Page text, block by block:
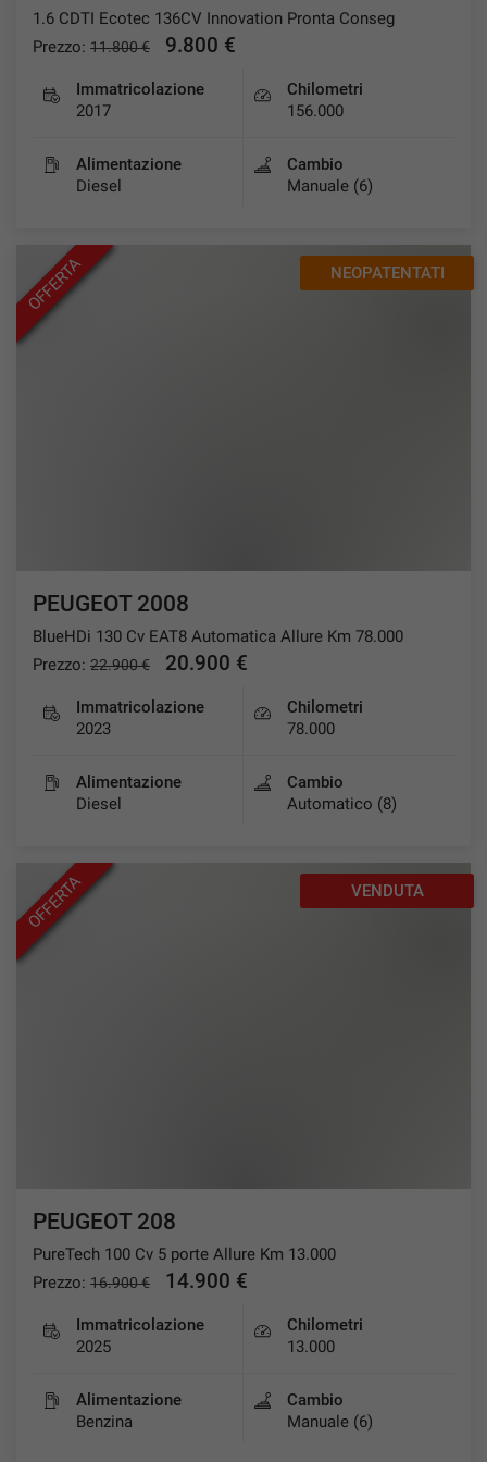
1.6 CDTI Ecotec 136CV Innovation Pronta Conseg
Prezzo: 11.800 € 9.800 €
Immatricolazione
2017
Chilometri
156.000
Alimentazione
Diesel
Cambio
Manuale (6)
OFFERTA NEOPATENTATI
PEUGEOT 2008
BlueHDi 130 Cv EAT8 Automatica Allure Km 78.000
Prezzo: 22.900 € 20.900 €
Immatricolazione
2023
Chilometri
78.000
Alimentazione
Diesel
Cambio
Automatico (8)
OFFERTA VENDUTA
PEUGEOT 208
PureTech 100 Cv 5 porte Allure Km 13.000
Prezzo: 16.900 € 14.900 €
Immatricolazione
2025
Chilometri
13.000
Alimentazione
Benzina
Cambio
Manuale (6)
Salva
le